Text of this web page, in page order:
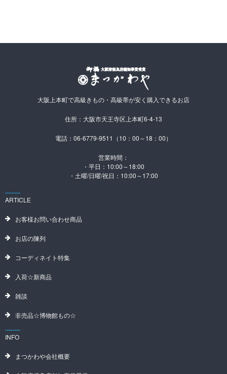
大阪上本町で高級きもの・高級帯が安く購入できるお店
住所：大阪市天王寺区上本町6-4-13
電話：06-6779-9511（10：00～18：00）
営業時間：
・平日：10:00～18:00
・土曜/日曜/祝日：10:00～17:00
ARTICLE
お客様お問い合わせ商品
お店の陳列
コーディネイト特集
入荷☆新商品
雑談
非売品☆博物館もの☆
INFO
まつかわや会社概要